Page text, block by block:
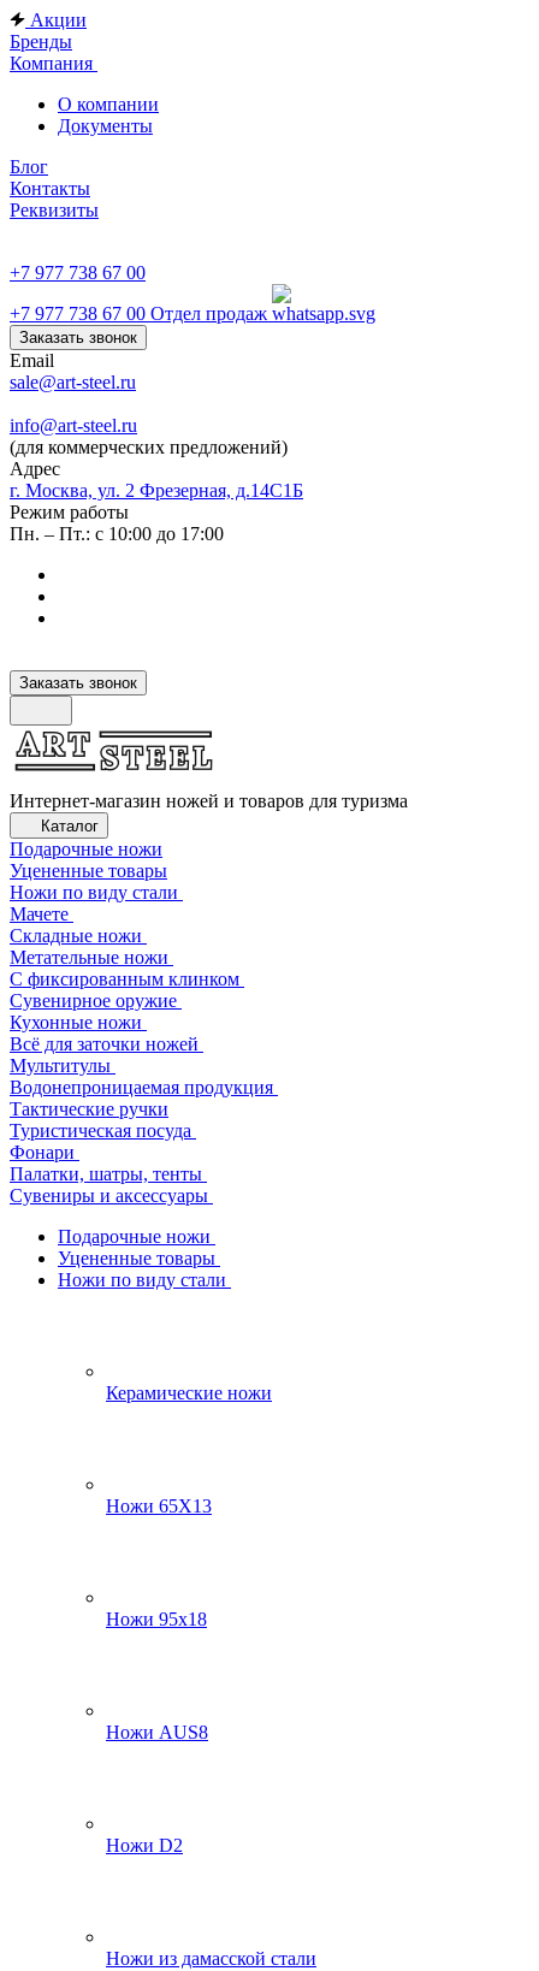
Акции
Бренды
Компания
О компании
Документы
Блог
Контакты
Реквизиты
+7 977 738 67 00
+7 977 738 67 00 Отдел продаж
Заказать звонок
Email
sale@art-steel.ru
info@art-steel.ru
(для коммерческих предложений)
Адрес
г. Москва, ул. 2 Фрезерная, д.14С1Б
Режим работы
Пн. – Пт.: с 10:00 до 17:00
Заказать звонок
Интернет-магазин ножей и товаров для туризма
Каталог
Подарочные ножи
Уцененные товары
Ножи по виду стали
Мачете
Складные ножи
Метательные ножи
С фиксированным клинком
Сувенирное оружие
Кухонные ножи
Всё для заточки ножей
Мультитулы
Водонепроницаемая продукция
Тактические ручки
Туристическая посуда
Фонари
Палатки, шатры, тенты
Сувениры и аксессуары
Подарочные ножи
Уцененные товары
Ножи по виду стали
Керамические ножи
Ножи 65Х13
Ножи 95х18
Ножи AUS8
Ножи D2
Ножи из дамасской стали